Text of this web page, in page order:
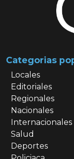
Categorias
Locales
Editoriales
Regionales
Nacionales
Internacionales
Salud
Deportes